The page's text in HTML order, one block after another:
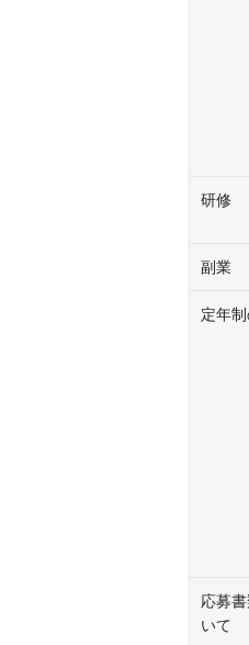
研修
副業
定年
応募
いて